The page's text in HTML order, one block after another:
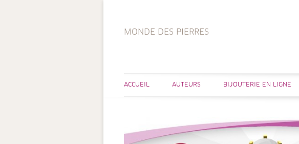
MONDE DES PIERRES
ACCUEIL AUTEURS BIJOUTERIE EN LIGNE